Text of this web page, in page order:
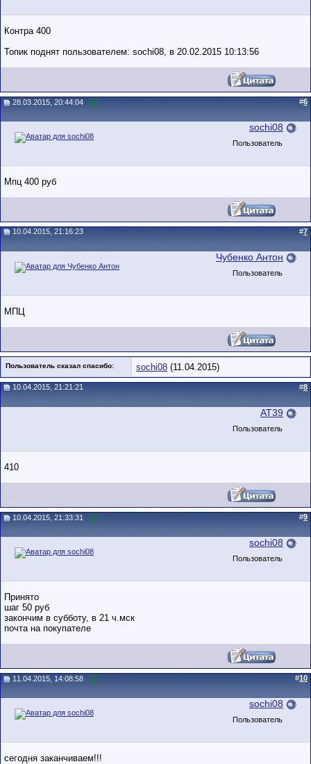
Контра 400
Топик поднят пользователем: sochi08, в 20.02.2015 10:13:56
28.03.2015, 20:44:04 #6
sochi08
Пользователь
Мпц 400 руб
10.04.2015, 21:16:23 #7
Чубенко Антон
Пользователь
МПЦ
Пользователь сказал cпасибо: sochi08 (11.04.2015)
10.04.2015, 21:21:21 #8
AT39
Пользователь
410
10.04.2015, 21:33:31 #9
sochi08
Пользователь
Принято
шаг 50 руб
закончим в субботу, в 21 ч.мск
почта на покупателе
11.04.2015, 14:08:58 #10
sochi08
Пользователь
сегодня заканчиваем!!!